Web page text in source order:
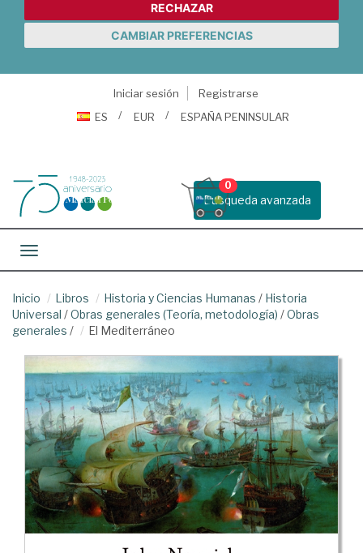
RECHAZAR
CAMBIAR PREFERENCIAS
Iniciar sesión
Registrarse
ES
EUR ESPAÑA PENINSULAR
Busqueda avanzada
0
Toggle navigation
Inicio Libros Historia y Ciencias Humanas / Historia
Universal /Obras generales (Teoría, metodología) /Obras
generales / El Mediterráneo